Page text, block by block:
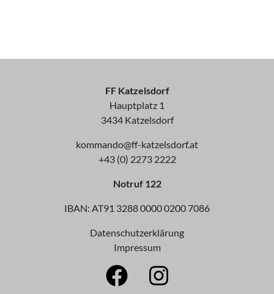
FF Katzelsdorf
Hauptplatz 1
3434 Katzelsdorf
kommando@ff-katzelsdorf.at
+43 (0) 2273 2222
Notruf 122
IBAN: AT91 3288 0000 0200 7086
Datenschutzerklärung
Impressum